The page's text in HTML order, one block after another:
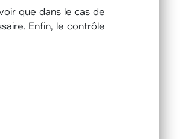
que dans le cas de
Enfin, le contrôle